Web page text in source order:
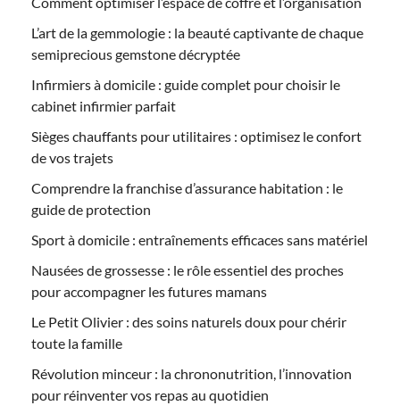
L’art de la gemmologie : la beauté captivante de chaque
semiprecious gemstone décryptée
Infirmiers à domicile : guide complet pour choisir le
cabinet infirmier parfait
Sièges chauffants pour utilitaires : optimisez le confort
de vos trajets
Comprendre la franchise d’assurance habitation : le
guide de protection
Sport à domicile : entraînements efficaces sans matériel
Nausées de grossesse : le rôle essentiel des proches
pour accompagner les futures mamans
Le Petit Olivier : des soins naturels doux pour chérir
toute la famille
Révolution minceur : la chrononutrition, l’innovation
pour réinventer vos repas au quotidien